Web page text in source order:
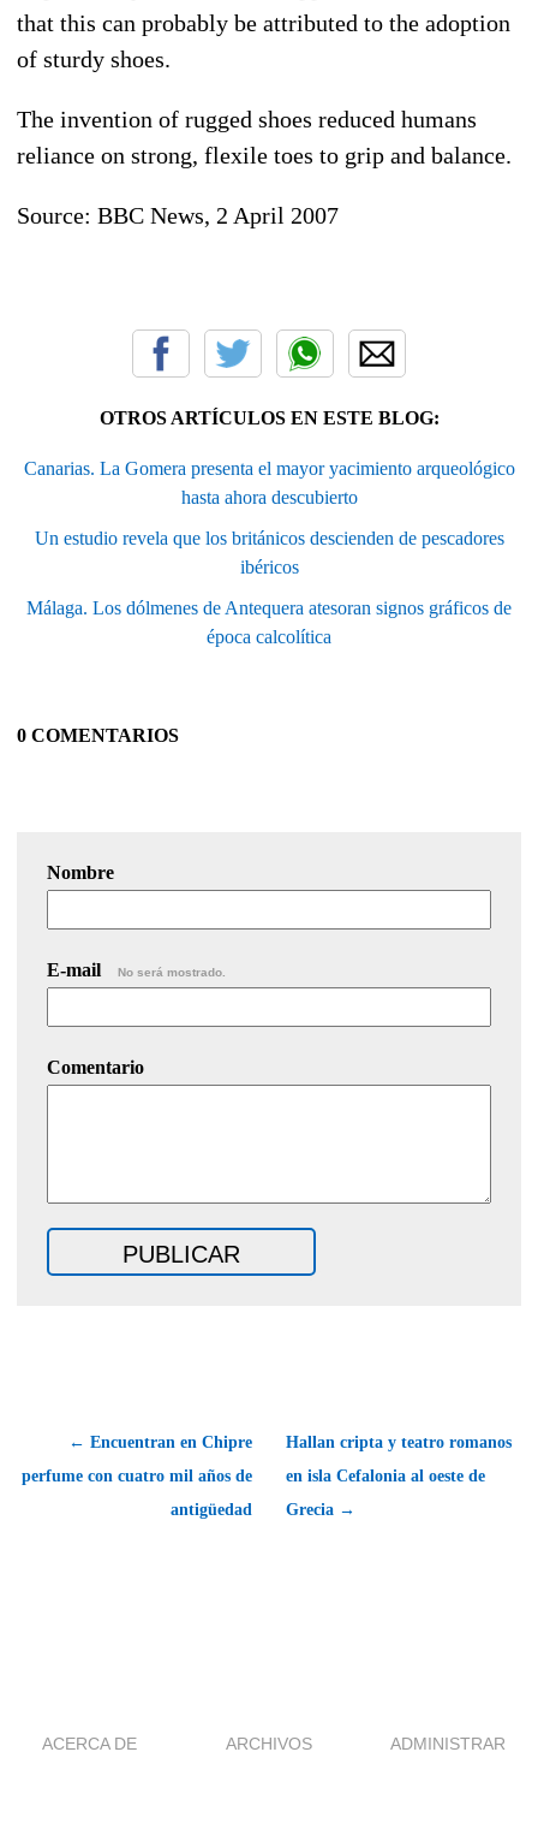
that this can probably be attributed to the adoption
of sturdy shoes.
The invention of rugged shoes reduced humans
reliance on strong, flexile toes to grip and balance.
Source: BBC News, 2 April 2007
OTROS ARTÍCULOS EN ESTE BLOG:
Canarias. La Gomera presenta el mayor yacimiento arqueológico
hasta ahora descubierto
Un estudio revela que los británicos descienden de pescadores
ibéricos
Málaga. Los dólmenes de Antequera atesoran signos gráficos de
época calcolítica
0 COMENTARIOS
Nombre
E-mail No será mostrado.
Comentario
← Encuentran en Chipre
perfume con cuatro mil años de
antigüedad
Hallan cripta y teatro romanos
en isla Cefalonia al oeste de
Grecia →
ACERCA DE ARCHIVOS ADMINISTRAR